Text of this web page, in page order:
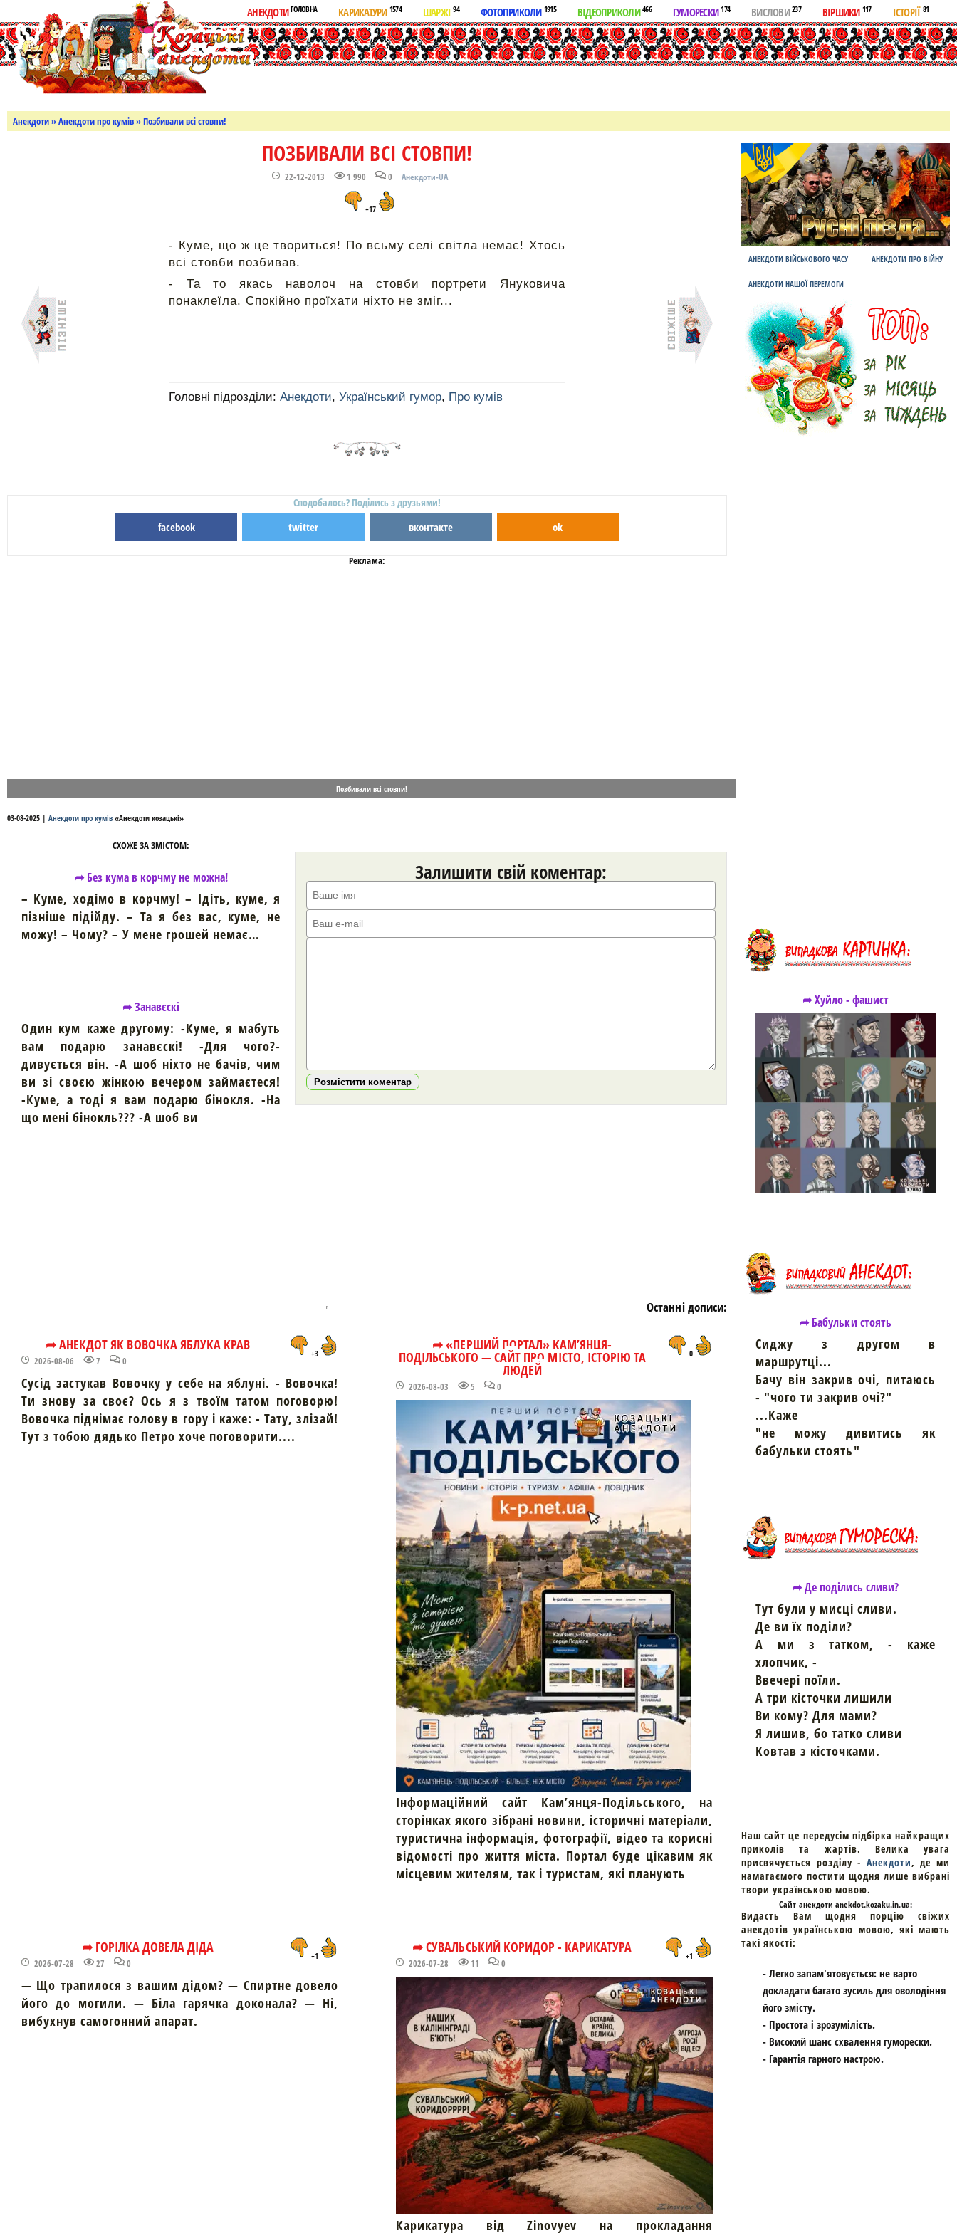
АНЕКДОТИГОЛОВНА КАРИКАТУРИ 1574 ШАРЖІ94 ФОТОПРИКОЛИ 1915 ВІДЕОПРИКОЛИ466 ГУМОРЕСКИ174 ВИСЛОВИ237 ВІРШИКИ 117 ІСТОРІЇ 81
Анекдоти»Анекдоти про кумів» Позбивали всі стовпи!
ПОЗБИВАЛИ ВСІ СТОВПИ!
22-12-2013 1 990 0 Анекдоти-UA
+17
- Куме, що ж це твориться! По всьму селі світла немає! Хтось
всі стовби позбивав.
- Та то якась наволоч на стовби портрети Януковича
понаклеїла. Спокійно проїхати ніхто не зміг...
Головні підрозділи:Анекдоти,Український гумор, Про кумів
Сподобалось? Поділись з друзьями!
facebook twitter вконтакте ok
Реклама:
Позбивали всі стовпи!
03-08-2025 | Анекдоти про кумів «Анекдоти козацькі»
СХОЖЕ ЗА ЗМІСТОМ:
➦ Без кума в корчму не можна!
– Куме, ходімо в корчму! – Ідіть, куме, я
пізніше підійду. – Та я без вас, куме, не
можу! – Чому? – У мене грошей немає…
➦ Занавєскі
Один кум каже другому: -Куме, я мабуть
вам подарю занавєскі! -Для чого?-
дивується він. -А шоб ніхто не бачів, чим
ви зі своєю жінкою вечером займаєтеся!
-Куме, а тоді я вам подарю бінокля. -На
що мені бінокль??? -А шоб ви
Залишити свій коментар:
Розмістити коментар
Останні дописи:
➦ АНЕКДОТ ЯК ВОВОЧКА ЯБЛУКА КРАВ
2026-08-06 7 0
+3
Сусід застукав Вовочку у себе на яблуні. - Вовочка!
Ти знову за своє? Ось я з твоїм татом поговорю!
Вовочка піднімає голову в гору і каже: - Тату, злізай!
Тут з тобою дядько Петро хоче поговорити....
➦ «ПЕРШИЙ ПОРТАЛ» КАМ’ЯНЦЯ-
ПОДІЛЬСЬКОГО — САЙТ ПРО МІСТО, ІСТОРІЮ ТА
ЛЮДЕЙ
2026-08-03 5 0
0
Інформаційний сайт Кам’янця-Подільського, на
сторінках якого зібрані новини, історичні матеріали,
туристична інформація, фотографії, відео та корисні
відомості про життя міста. Портал буде цікавим як
місцевим жителям, так і туристам, які планують
➦ ГОРІЛКА ДОВЕЛА ДІДА
2026-07-28 27 0
+1
— Що трапилося з вашим дідом? — Спиртне довело
його до могили. — Біла гарячка доконала? — Ні,
вибухнув самогонний апарат.
➦ СУВАЛЬСЬКИЙ КОРИДОР - КАРИКАТУРА
2026-07-28 11 0
+1
Карикатура від Zinovyev на прокладання
АНЕКДОТИ ВІЙСЬКОВОГО ЧАСУ АНЕКДОТИ ПРО ВІЙНУ
АНЕКДОТИ НАШОЇ ПЕРЕМОГИ
➦ Хуйло - фашист
➦ Бабульки стоять
Сиджу з другом в
маршрутці...
Бачу він закрив очі, питаюсь
- "чого ти закрив очі?"
...Каже
"не можу дивитись як
бабульки стоять"
➦ Де поділись сливи?
Тут були у мисці сливи.
Де ви їх поділи?
А ми з татком, - каже
хлопчик, -
Ввечері поїли.
А три кісточки лишили
Ви кому? Для мами?
Я лишив, бо татко сливи
Ковтав з кісточками.
Наш сайт це передусім підбірка найкращих
приколів та жартів. Велика увага
присвячується розділу - Анекдоти, де ми
намагаємого постити щодня лише вибрані
твори українською мовою.
Cайт анекдоти anekdot.kozaku.in.ua:
Видасть Вам щодня порцію свіжих
анекдотів українською мовою, які мають
такі якості:
- Легко запам'ятовується: не варто
докладати багато зусиль для оволодіння
його змісту.
- Простота і зрозумілість.
- Високий шанс схвалення гуморески.
- Гарантія гарного настрою.